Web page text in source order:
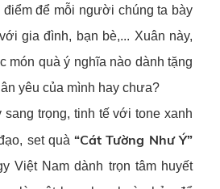
để mỗi người chúng ta bày
gia đình, bạn bè,... Xuân này,
món quà ý nghĩa nào dành tặng
yêu của mình hay chưa?
trọng, tinh tế với tone xanh
set quà“Cát Tường Như Ý”
Việt Nam dành trọn tâm huyết